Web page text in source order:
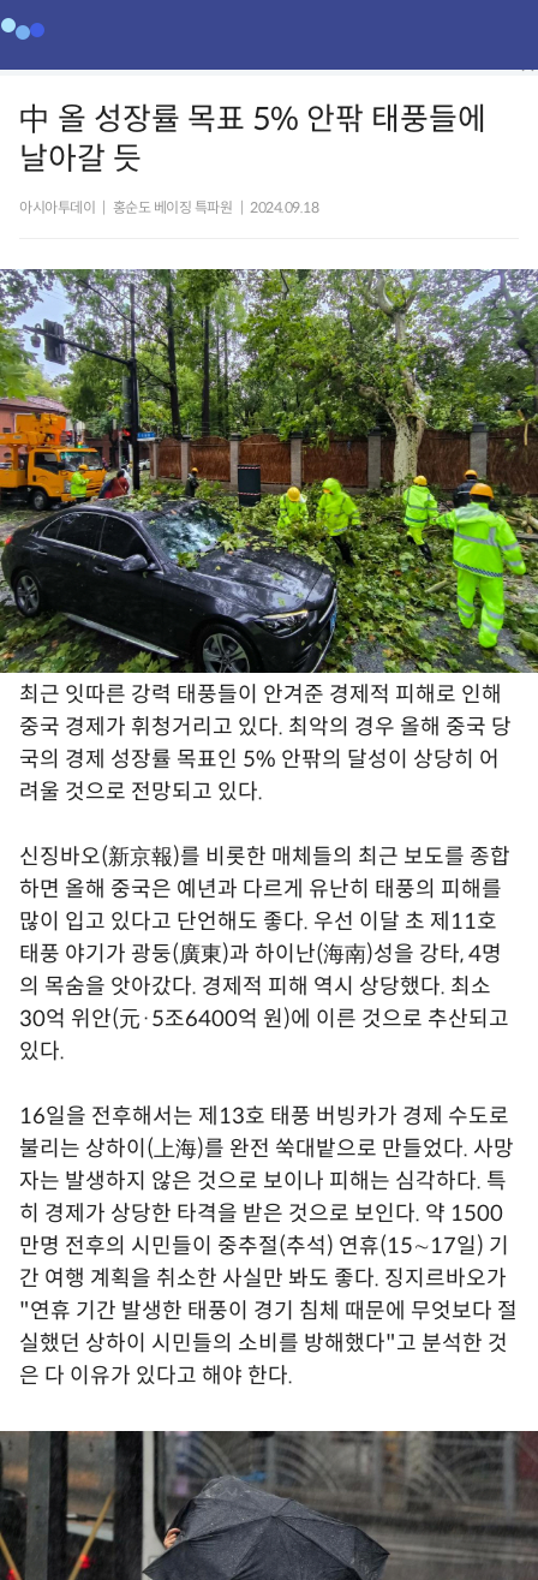
中 올 성장률 목표 5% 안팎 태풍들에
날아갈 듯
아시아투데이 홍순도 베이징 특파원 2024.09.18
최근 잇따른 강력 태풍들이 안겨준 경제적 피해로 인해
중국 경제가 휘청거리고 있다. 최악의 경우 올해 중국 당
국의 경제 성장률 목표인 5% 안팎의 달성이 상당히 어
려울 것으로 전망되고 있다.
신징바오(新京報)를 비롯한 매체들의 최근 보도를 종합
하면 올해 중국은 예년과 다르게 유난히 태풍의 피해를
많이 입고 있다고 단언해도 좋다. 우선 이달 초 제11호
태풍 야기가 광둥(廣東)과 하이난(海南)성을 강타, 4명
의 목숨을 앗아갔다. 경제적 피해 역시 상당했다. 최소
30억 위안(元·5조6400억 원)에 이른 것으로 추산되고
있다.
16일을 전후해서는 제13호 태풍 버빙카가 경제 수도로
불리는 상하이(上海)를 완전 쑥대밭으로 만들었다. 사망
자는 발생하지 않은 것으로 보이나 피해는 심각하다. 특
히 경제가 상당한 타격을 받은 것으로 보인다. 약 1500
만명 전후의 시민들이 중추절(추석) 연휴(15∼17일) 기
간 여행 계획을 취소한 사실만 봐도 좋다. 징지르바오가
"연휴 기간 발생한 태풍이 경기 침체 때문에 무엇보다 절
실했던 상하이 시민들의 소비를 방해했다"고 분석한 것
은 다 이유가 있다고 해야 한다.